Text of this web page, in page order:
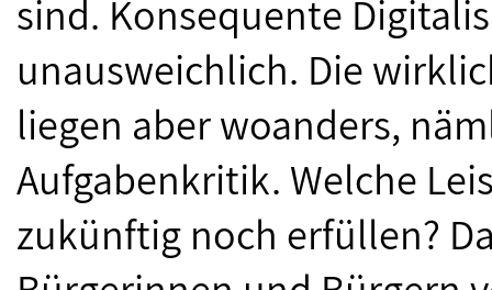
sind. Konsequente
unausweichlich. Die
liegen aber woanders,
Aufgabenkritik. Welche
zukünftig noch erfüllen?